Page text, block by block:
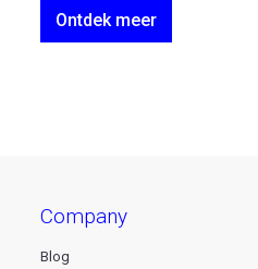
Ontdek meer
company
Blog